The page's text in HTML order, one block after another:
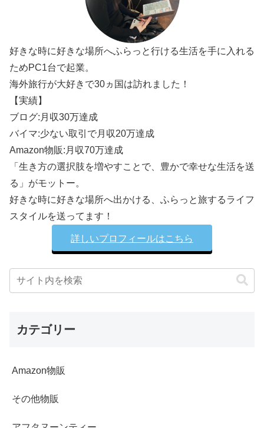
好きな時に好きな場所へふらっと行ける生活を手に入れる
ためPC1台で起業。
海外旅行が大好きで30ヵ国は訪れました！
【実績】
ブログ:月収30万達成
バイマ:少ない取引で月収20万達成
Amazon物販:月収70万達成
「生き方の選択肢を増やすことで、豊かで幸せな生活を送
る」がモットー。
好きな時に好きな場所へ出かける、ふらっと旅するライフ
スタイルを送ってます！
詳しいプロフィールはこちら
カテゴリー
Amazon物販
その他物販